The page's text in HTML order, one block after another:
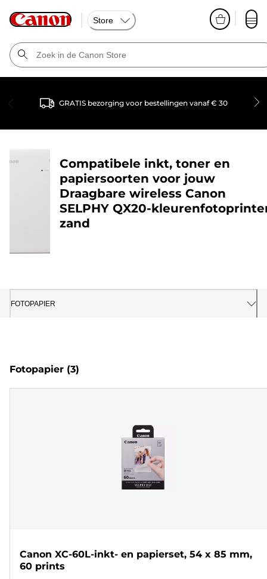
Store
GRATIS bezorging voor bestellingen vanaf € 30
Compatibele inkt, toner en
papiersoorten voor jouw
Draagbare wireless Canon
SELPHY QX20-
zand
FOTOPAPIER
Fotopapier (3)
Canon XC-60L-inkt- en papierset, 54 x 85 mm,
60 prints